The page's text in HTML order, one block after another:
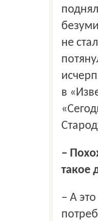
не
в
– Похоже, так оно и было. Но чем вы сумели завоевать
такое
– А это вы у них и спросите. В 92-м или в 93-м году от нас